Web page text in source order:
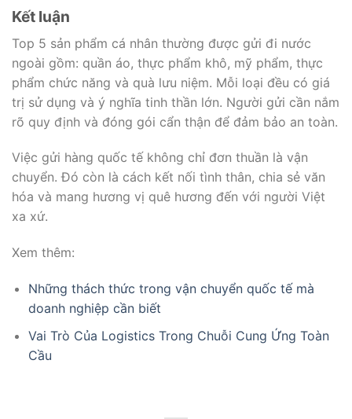
Kết luận
Top 5 sản phẩm cá nhân thường được gửi đi nước
ngoài gồm: quần áo, thực phẩm khô, mỹ phẩm, thực
phẩm chức năng và quà lưu niệm. Mỗi loại đều có giá
trị sử dụng và ý nghĩa tinh thần lớn. Người gửi cần nắm
rõ quy định và đóng gói cẩn thận để đảm bảo an toàn.
Việc gửi hàng quốc tế không chỉ đơn thuần là vận
chuyển. Đó còn là cách kết nối tình thân, chia sẻ văn
hóa và mang hương vị quê hương đến với người Việt
xa xứ.
Xem thêm:
Những thách thức trong vận chuyển quốc tế mà
doanh nghiệp cần biết
Vai Trò Của Logistics Trong Chuỗi Cung Ứng Toàn
Cầu